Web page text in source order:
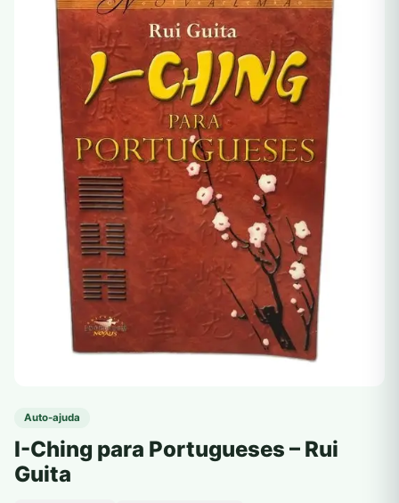
Auto-ajuda
I-Ching para Portugueses – Rui
Guita